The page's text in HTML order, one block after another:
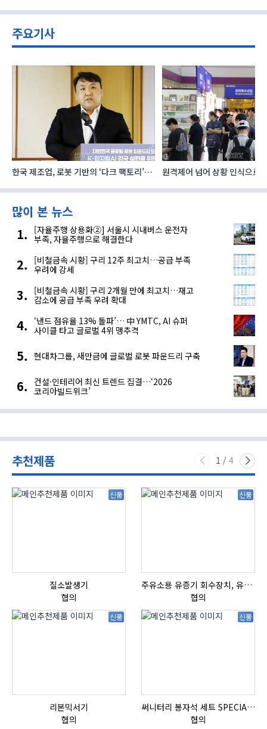
주요기사
한국 제조업, 로봇 기반의 ‘다크 팩토리’로
원격제어 넘어 상황 인식으로,
많이 본 뉴스
[자율주행 상용화②] 서울시 시내버스 운전자
부족, 자율주행으로 해결한다
[비철금속 시황] 구리 12주 최고치…공급 부족
우려에 강세
[비철금속 시황] 구리 2개월 만에 최고치…재고
감소에 공급 부족 우려 확대
‘낸드 점유율 13% 돌파’… 中 YMTC, AI 슈퍼
사이클 타고 글로벌 4위 맹추격
현대차그룹, 새만금에 글로벌 로봇 파운드리 구축
건설·인테리어 최신 트렌드 집결…‘2026
코리아빌드위크’
추천제품 1 / 4
신품
질소발생기
협의
신품
주유소용 유증기 회수장치, 유증기 회수장치, 방폭형, 방폭형 유증기 회수장치
협의
신품
리본믹서기
협의
신품
써니터리 봉자석 세트 SPECIAL , 봉자석 , 자석봉 , 호퍼용자석 , 전자석
협의